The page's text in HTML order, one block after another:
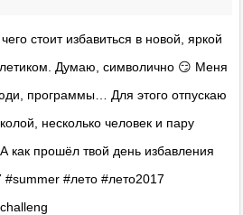
стоит избавиться в новой, яркой
Думаю, символично 😏 Меня
программы… Для этого отпускаю
несколько человек и пару
как прошёл твой день избавления
#лето #лето2017